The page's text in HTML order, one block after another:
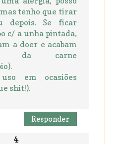
tenho que tirar
depois. Se ficar
c/ a unha pintada,
a doer e acabam
da carne
em ocasiões
shit!).
Responder